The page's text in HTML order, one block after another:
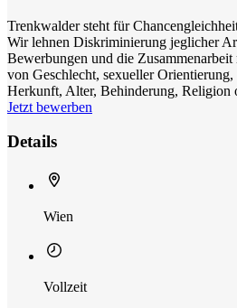
Trenkwalder steht für
Wir lehnen Diskriminierung jeglicher
Bewerbungen und die
von Geschlecht, sexueller
Herkunft, Alter, Behinderung, Religion
Jetzt bewerben
Details
Wien
Vollzeit